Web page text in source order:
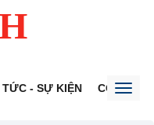
TỨC - SỰ KIỆN CỔNG